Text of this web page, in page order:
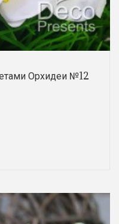
Орхидеи №12